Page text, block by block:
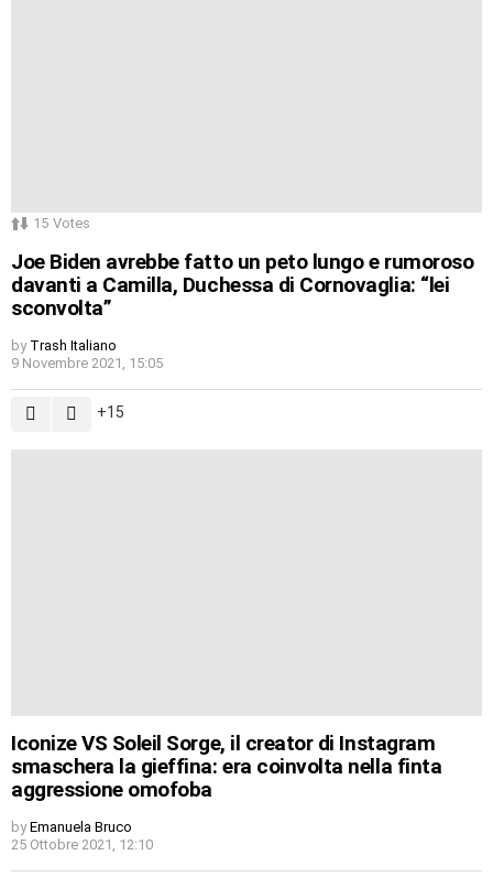
15 Votes
Joe Biden avrebbe fatto un peto lungo e rumoroso
davanti a Camilla, Duchessa di Cornovaglia: “lei
sconvolta”
by Trash Italiano
9 Novembre 2021, 15:05
15
Iconize VS Soleil Sorge, il creator di Instagram
smaschera la gieffina: era coinvolta nella finta
aggressione omofoba
by Emanuela Bruco
25 Ottobre 2021, 12:10